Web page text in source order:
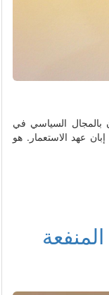
بالمجال السياسي في
عهد الاستعمار. هو